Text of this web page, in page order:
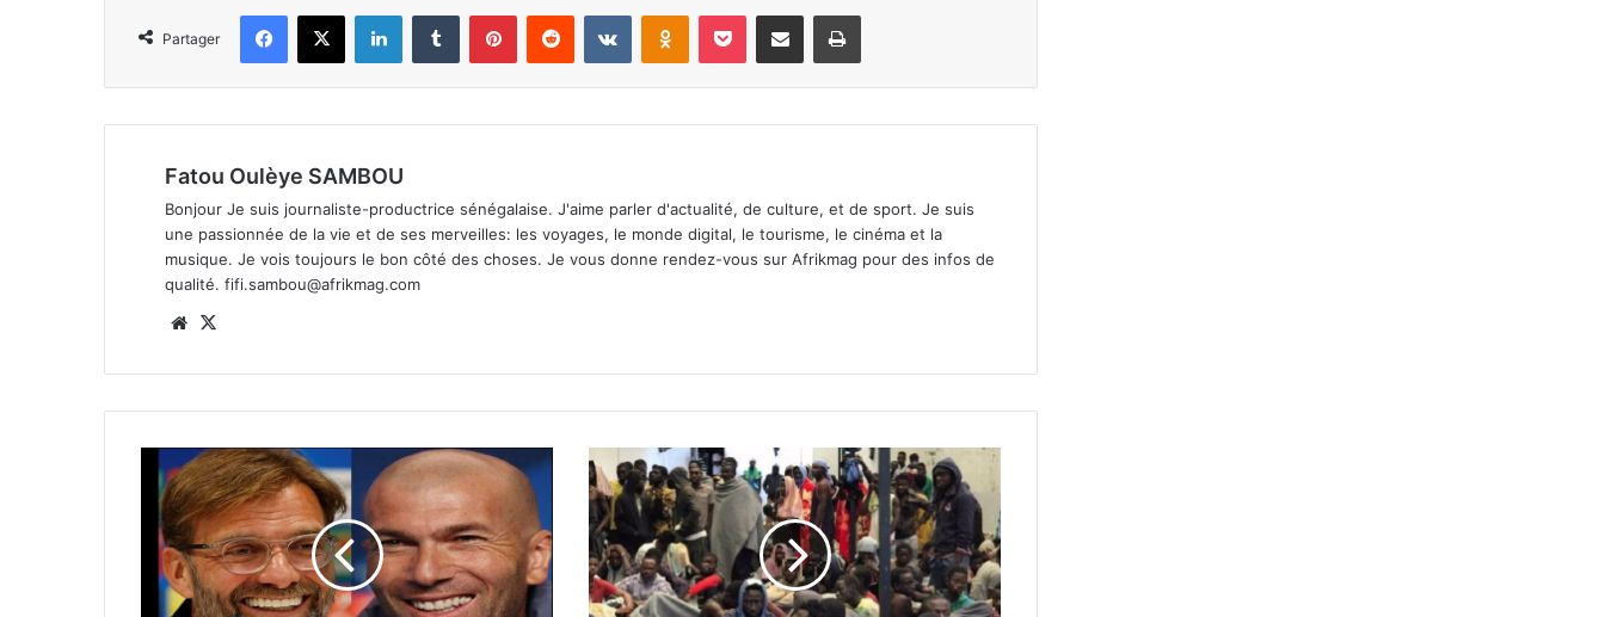
Partager
Facebook
X LinkedinTumblr PinterestReddit VKontakteOdnoklassniki
Pocket Partager par email Imprimer
Fatou Oulèye SAMBOU
Bonjour Je suis journaliste-productrice sénégalaise. J'aime parler d'actualité, de culture, et de sport. Je suis
une passionnée de la vie et de ses merveilles: les voyages, le monde digital, le tourisme, le cinéma et la
musique. Je vois toujours le bon côté des choses. Je vous donne rendez-vous sur Afrikmag pour des infos de
qualité. fifi.sambou@afrikmag.com
Website